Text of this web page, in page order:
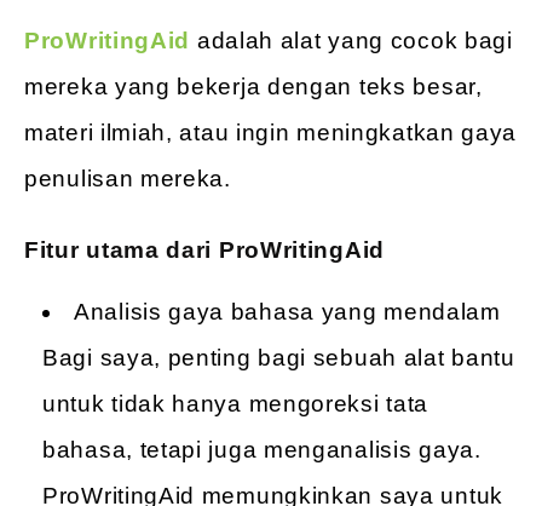
ProWritingAid adalah alat yang cocok bagi
mereka yang bekerja dengan teks besar,
materi ilmiah, atau ingin meningkatkan gaya
penulisan mereka.
Fitur utama dari ProWritingAid
Analisis gaya bahasa yang mendalam
Bagi saya, penting bagi sebuah alat bantu
untuk tidak hanya mengoreksi tata
bahasa, tetapi juga menganalisis gaya.
ProWritingAid memungkinkan saya untuk